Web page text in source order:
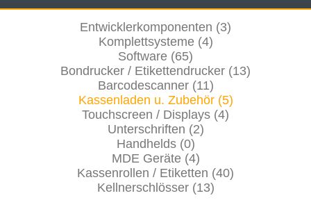
Entwicklerkomponenten (3)
Komplettsysteme (4)
Software (65)
Bondrucker / Etikettendrucker (13)
Barcodescanner (11)
Kassenladen u. Zubehör (5)
Touchscreen / Displays (4)
Unterschriften (2)
Handhelds (0)
MDE Geräte (4)
Kassenrollen / Etiketten (40)
Kellnerschlösser (13)